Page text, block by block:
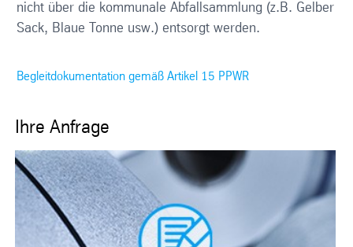
nicht über die kommunale Abfallsammlung (z.B. Gelber
Sack, Blaue Tonne usw.) entsorgt werden.
Begleitdokumentation gemäß Artikel 15 PPWR
Ihre Anfrage